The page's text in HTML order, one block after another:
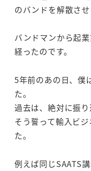
のバンドを解散させ
バンドマンから起
経ったのです。
5年前のあの日、僕
た。
過去は、絶対に振り
そう誓って輸入ビ
た。
例えば同じSAATS